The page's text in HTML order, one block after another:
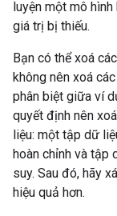
luyện một mô
giá trị bị thiếu.
Bạn có thể xoá
không nên xoá
phân biệt giữa ví
quyết định nên
liệu: một tập dữ
hoàn chỉnh và tập
suy. Sau đó, hãy
hiệu quả hơn.